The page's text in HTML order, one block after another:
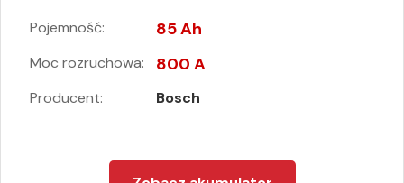
Pojemność: 85 Ah
Moc rozruchowa: 800 A
Producent: Bosch